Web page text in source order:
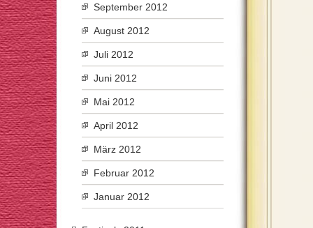
September 2012
August 2012
Juli 2012
Juni 2012
Mai 2012
April 2012
März 2012
Februar 2012
Januar 2012